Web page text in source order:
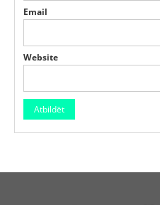
Email
Website